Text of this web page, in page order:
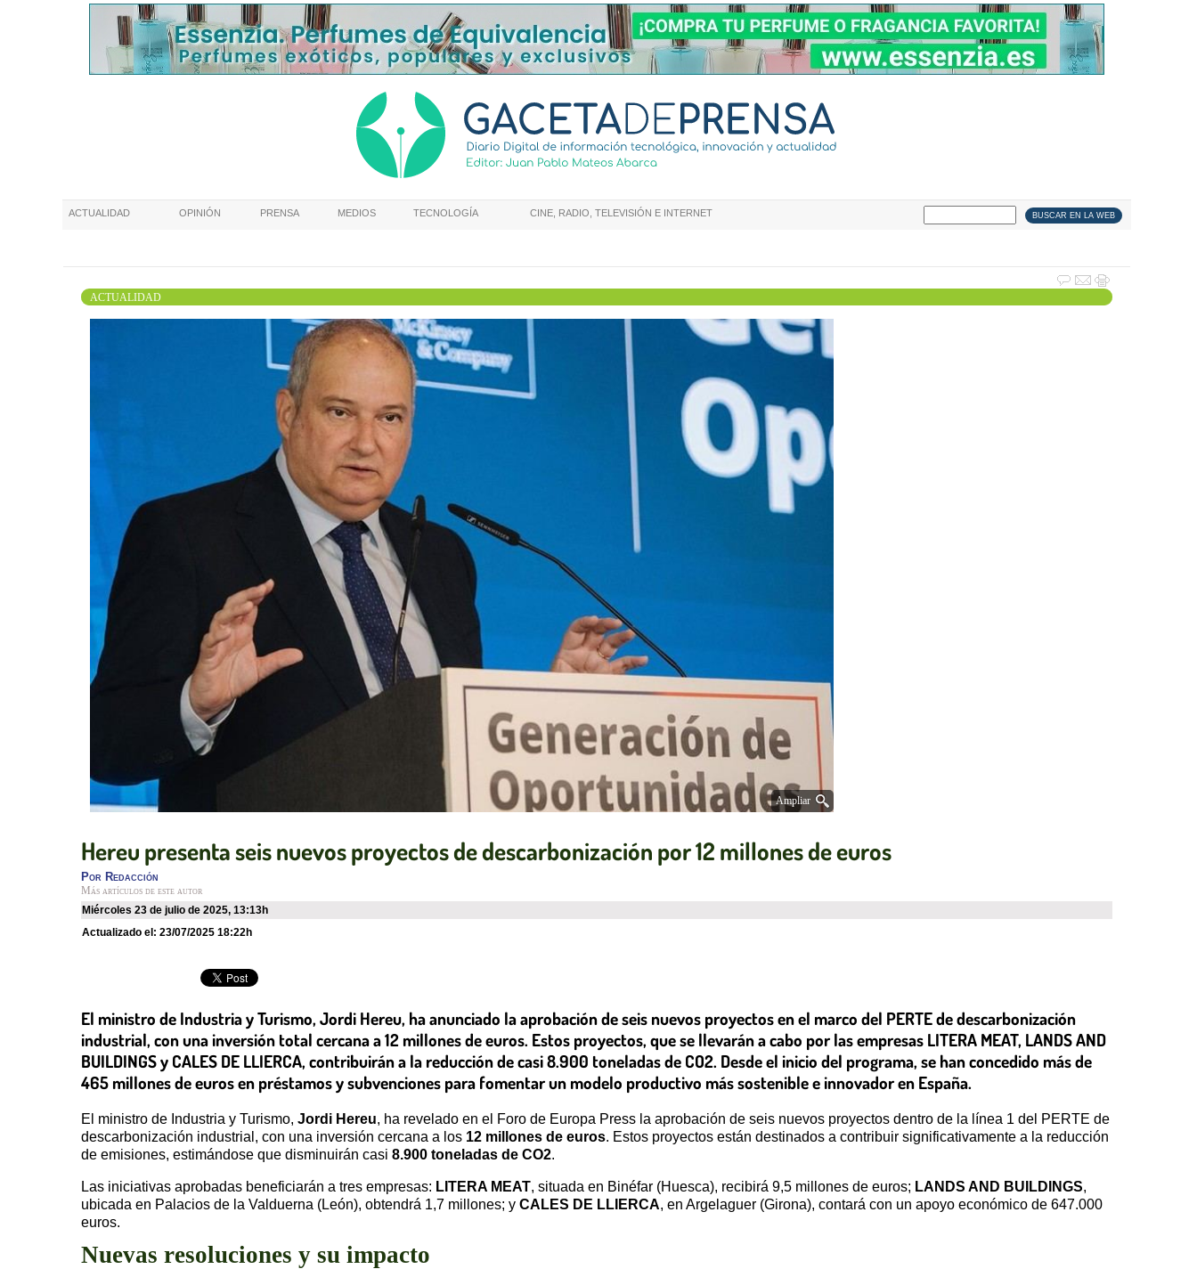
ACTUALIDAD OPINIÓN PRENSA MEDIOS TECNOLOGÍA CINE, RADIO, TELEVISIÓN E INTERNET
ACTUALIDAD
Ampliar
Hereu presenta seis nuevos proyectos de descarbonización por 12 millones de euros
Por Redacción
Más artículos de este autor
miércoles 23 de julio de 2025, 13:13h
Actualizado el: 23/07/2025 18:22h
El ministro de Industria y Turismo, Jordi Hereu, ha anunciado la aprobación de seis nuevos proyectos en el marco del PERTE de descarbonización
industrial, con una inversión total cercana a 12 millones de euros. Estos proyectos, que se llevarán a cabo por las empresas LITERA MEAT, LANDS AND
BUILDINGS y CALES DE LLIERCA, contribuirán a la reducción de casi 8.900 toneladas de CO2. Desde el inicio del programa, se han concedido más de
465 millones de euros en préstamos y subvenciones para fomentar un modelo productivo más sostenible e innovador en España.
El ministro de Industria y Turismo, Jordi Hereu, ha revelado en el Foro de Europa Press la aprobación de seis nuevos proyectos dentro de la línea 1 del PERTE de
descarbonización industrial, con una inversión cercana a los 12 millones de euros. Estos proyectos están destinados a contribuir significativamente a la reducción
de emisiones, estimándose que disminuirán casi 8.900 toneladas de CO2.
Las iniciativas aprobadas beneficiarán a tres empresas: LITERA MEAT, situada en Binéfar (Huesca), recibirá 9,5 millones de euros; LANDS AND BUILDINGS,
ubicada en Palacios de la Valduerna (León), obtendrá 1,7 millones; y CALES DE LLIERCA, en Argelaguer (Girona), contará con un apoyo económico de 647.000
euros.
Nuevas resoluciones y su impacto